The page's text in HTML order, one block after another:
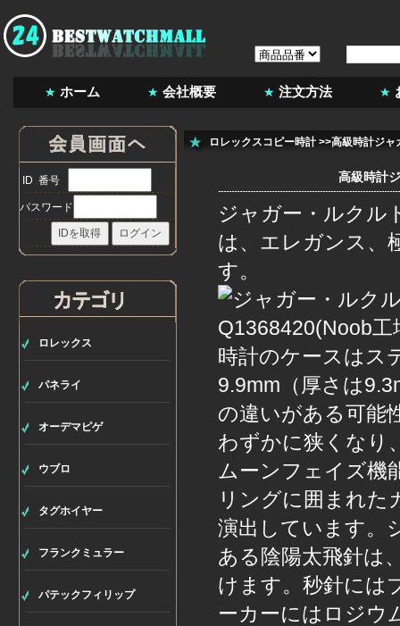
ホーム 会社概要 注文方法
ID 番号
パスワード
ロレックス
パネライ
オーデマピゲ
ウブロ
タグホイヤー
フランクミュラー
パテックフィリップ
ロレックスコピー時計>>高級時計ジャ
高級時計
ジャガー・ルクル
は、エレガンス、
す。
時計のケースはス
9.9mm（厚さは
の違いがある可能
わずかに狭くなり
ムーンフェイズ機
リングに囲まれた
演出しています。
ある陰陽太飛針は
けます。秒針には
ーカーにはロジウ